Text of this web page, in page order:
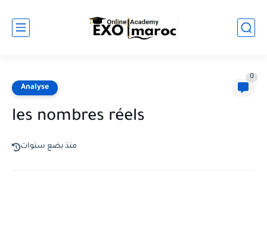
Analyse
0
les nombres réels
منذ بضع سنوات